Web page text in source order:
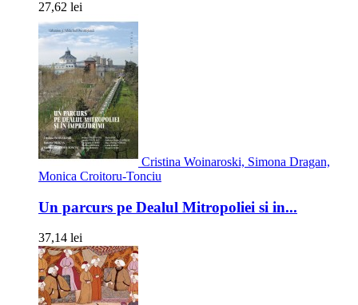
27,62 lei
Cristina Woinaroski, Simona Dragan,
Monica Croitoru-Tonciu
Un parcurs pe Dealul Mitropoliei si in...
37,14 lei